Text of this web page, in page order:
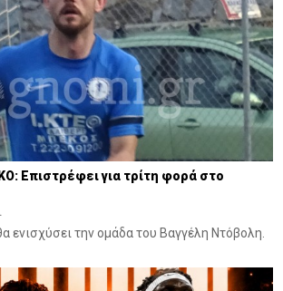
Επιστρέφει για τρίτη φορά στο
ενισχύσει την ομάδα του Βαγγέλη Ντόβολη.